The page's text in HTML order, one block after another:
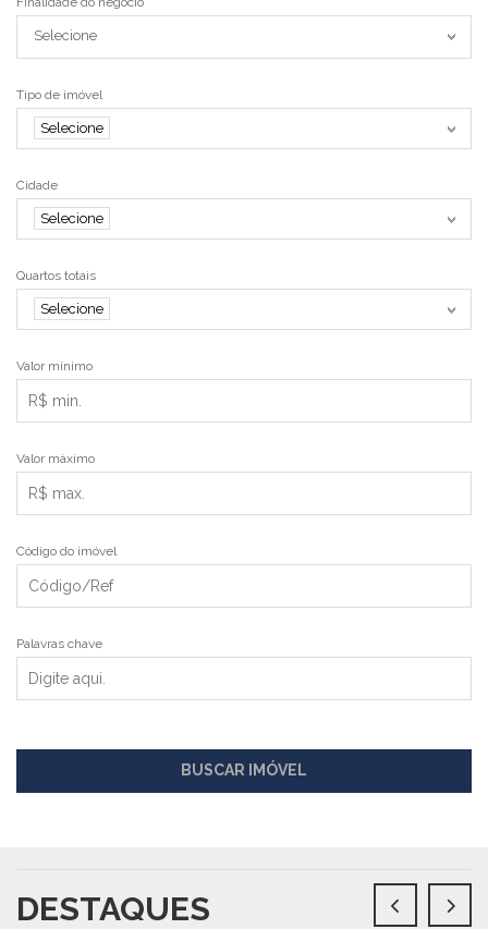
Selecione
Tipo de imóvel
Selecione
Cidade
Selecione
Quartos totais
Selecione
Valor mínimo
Valor máximo
Código do imóvel
Palavras chave
BUSCAR IMÓVEL
DESTAQUES